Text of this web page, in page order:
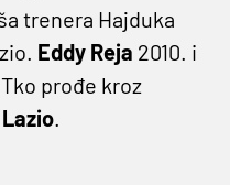
trenera Hajduka
Eddy Reja 2010. i
prođe kroz
Lazio.